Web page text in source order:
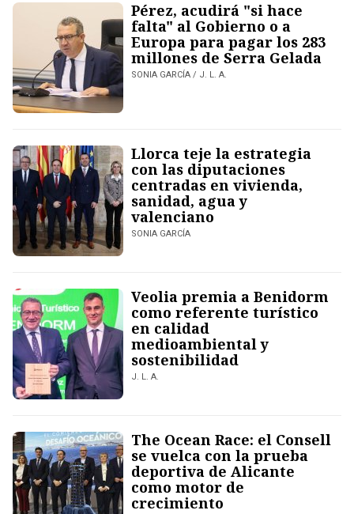
Pérez, acudirá "si hace
falta" al Gobierno o a
Europa para pagar los 283
millones de Serra Gelada
SONIA GARCÍA / J. L. A.
Llorca teje la estrategia
con las diputaciones
centradas en vivienda,
sanidad, agua y
valenciano
SONIA GARCÍA
Veolia premia a Benidorm
como referente turístico
en calidad
medioambiental y
sostenibilidad
J. L. A.
The Ocean Race: el Consell
se vuelca con la prueba
deportiva de Alicante
como motor de
crecimiento